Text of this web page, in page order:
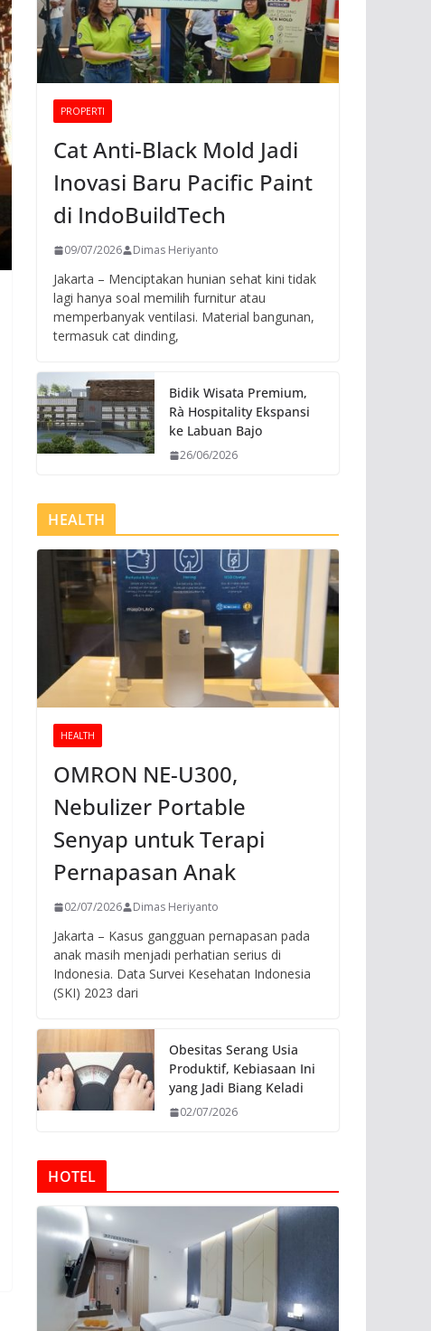
PROPERTI
Cat Anti-Black Mold Jadi
Inovasi Baru Pacific Paint
di IndoBuildTech
09/07/2026 Dimas Heriyanto
Jakarta – Menciptakan hunian sehat kini tidak
lagi hanya soal memilih furnitur atau
memperbanyak ventilasi. Material bangunan,
termasuk cat dinding,
Bidik Wisata Premium,
Rà Hospitality Ekspansi
ke Labuan Bajo
26/06/2026
HEALTH
HEALTH
OMRON NE-U300,
Nebulizer Portable
Senyap untuk Terapi
Pernapasan Anak
02/07/2026 Dimas Heriyanto
Jakarta – Kasus gangguan pernapasan pada
anak masih menjadi perhatian serius di
Indonesia. Data Survei Kesehatan Indonesia
(SKI) 2023 dari
Obesitas Serang Usia
Produktif, Kebiasaan Ini
yang Jadi Biang Keladi
02/07/2026
HOTEL